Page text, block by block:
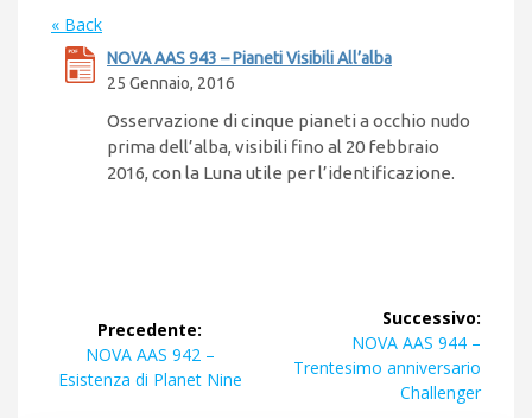
« Back
NOVA AAS 943 – Pianeti Visibili All’alba
25 Gennaio, 2016
Osservazione di cinque pianeti a occhio nudo
prima dell’alba, visibili fino al 20 febbraio
2016, con la Luna utile per l’identificazione.
articoliPrecedente:
Articolo
precedente:
NOVA AAS 942 –
Esistenza di Planet Nine
Successivo:
Articolo
successivo:
NOVA AAS 944 –
Trentesimo anniversario
Challenger